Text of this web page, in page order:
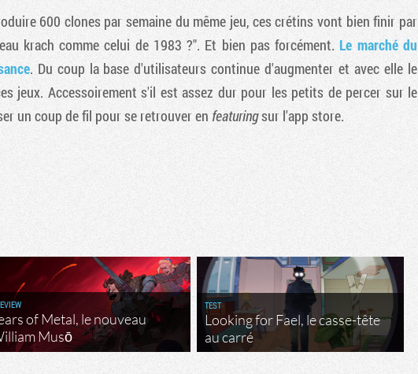
600 clones par semaine du même jeu, ces crétins vont bien finir par
krach comme celui de 1983 ?". Et bien pas forcément. Le marché du
. Du coup la base d'utilisateurs continue d'augmenter et avec elle le
jeux. Accessoirement s'il est assez dur pour les petits de percer sur le
un coup de fil pour se retrouver en featuringsur l'app store.
of Metal, le nouveau
Musō
TEST
Looking for Fael, le casse-tête
au carré